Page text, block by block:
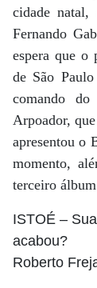
cidade
Fernando
espera que o
de São
comando
Arpoador,
apresentou o
momento,
terceiro
ISTOÉ –
acabou?
Roberto